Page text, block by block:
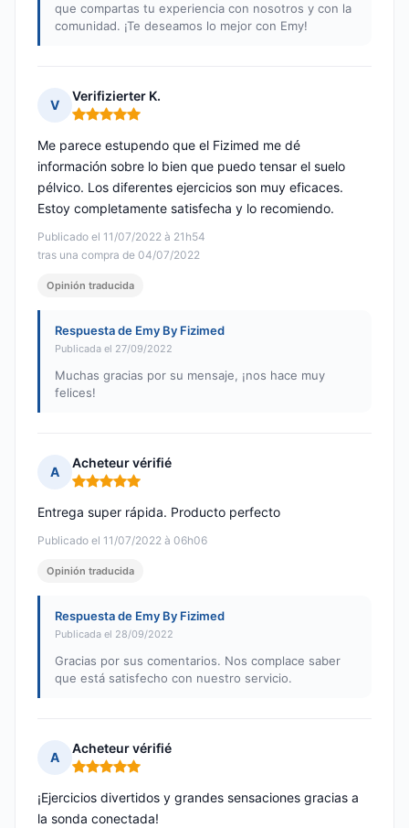
que compartas tu experiencia con nosotros y con la
comunidad. ¡Te deseamos lo mejor con Emy!
V
Verifizierter K.
Nota: 5 de 5
Publicado el 11/07/2022 à 21h54
tras una compra de 04/07/2022
Me parece estupendo que el Fizimed me dé
información sobre lo bien que puedo tensar el suelo
pélvico. Los diferentes ejercicios son muy eficaces.
Estoy completamente satisfecha y lo recomiendo.
Opinión traducida
Respuesta de Emy By Fizimed
Publicada el 27/09/2022
Muchas gracias por su mensaje, ¡nos hace muy
felices!
A
Acheteur vérifié
Nota: 5 de 5
Publicado el 11/07/2022 à 06h06
Entrega super rápida. Producto perfecto
Opinión traducida
Respuesta de Emy By Fizimed
Publicada el 28/09/2022
Gracias por sus comentarios. Nos complace saber
que está satisfecho con nuestro servicio.
A
Acheteur vérifié
Nota: 5 de 5
¡Ejercicios divertidos y grandes sensaciones gracias a
la sonda conectada!